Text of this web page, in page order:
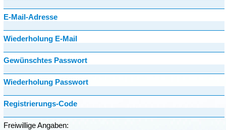
E-Mail-Adresse
Wiederholung E-Mail
Gewünschtes Passwort
Wiederholung Passwort
Registrierungs-Code
Freiwillige Angaben: